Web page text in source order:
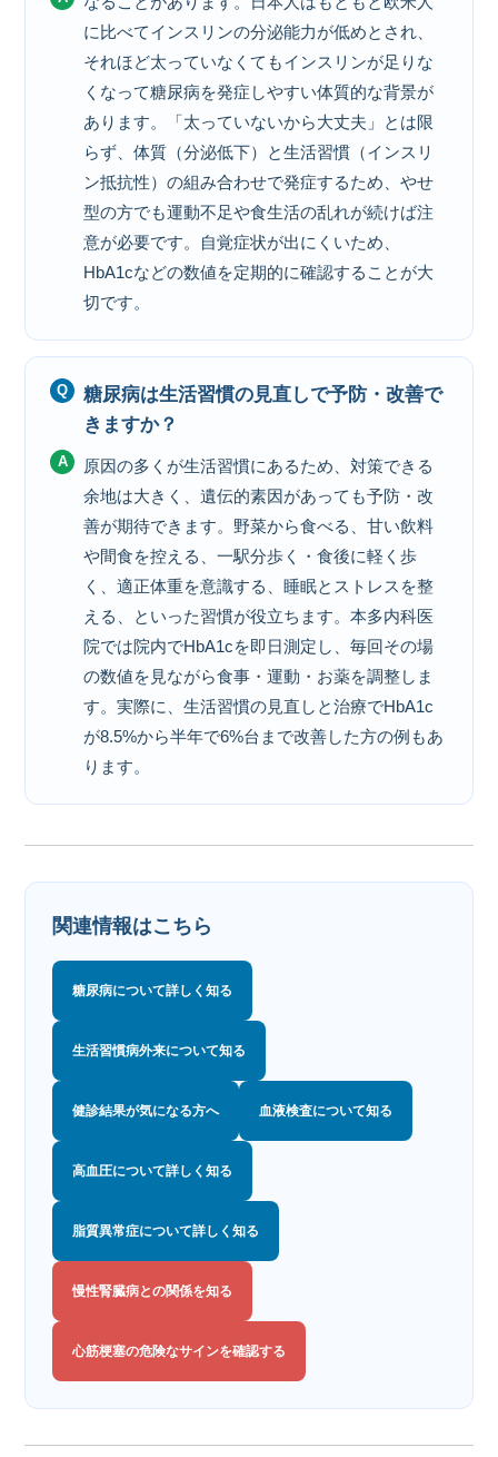
に比べてインスリンの分泌能力が低めとされ、
それほど太っていなくてもインスリンが足りな
くなって糖尿病を発症しやすい体質的な背景が
あります。「太っていないから大丈夫」とは限
らず、体質（分泌低下）と生活習慣（インスリ
ン抵抗性）の組み合わせで発症するため、やせ
型の方でも運動不足や食生活の乱れが続けば注
意が必要です。自覚症状が出にくいため、
HbA1cなどの数値を定期的に確認することが大
切です。
糖尿病は生活習慣の見直しで予防・改善で
きますか？
原因の多くが生活習慣にあるため、対策できる
余地は大きく、遺伝的素因があっても予防・改
善が期待できます。野菜から食べる、甘い飲料
や間食を控える、一駅分歩く・食後に軽く歩
く、適正体重を意識する、睡眠とストレスを整
える、といった習慣が役立ちます。本多内科医
院では院内でHbA1cを即日測定し、毎回その場
の数値を見ながら食事・運動・お薬を調整しま
す。実際に、生活習慣の見直しと治療でHbA1c
が8.5%から半年で6%台まで改善した方の例もあ
ります。
関連情報はこちら
糖尿病について詳しく知る
生活習慣病外来について知る
健診結果が気になる方へ 血液検査について知る
高血圧について詳しく知る
脂質異常症について詳しく知る
慢性腎臓病との関係を知る
心筋梗塞の危険なサインを確認する